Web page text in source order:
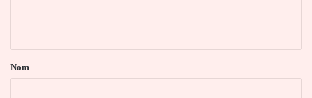
a
Nom